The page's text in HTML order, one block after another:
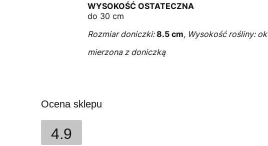
WYSOKOŚĆ OSTATECZNA
do 30 cm
Rozmiar doniczki:8.5 cm, Wysokość rośliny: ok
mierzona z doniczką
Ocena sklepu
4.9